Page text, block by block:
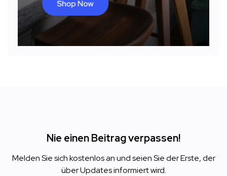
Nie einen Beitrag verpassen!
Melden Sie sich kostenlos an und seien Sie der Erste, der
über Updates informiert wird.